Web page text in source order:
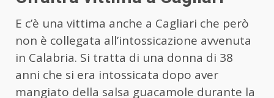
E c’è una vittima anche a Cagliari che però
non è collegata all’intossicazione avvenuta
in Calabria. Si tratta di una donna di 38
anni che si era intossicata dopo aver
mangiato della salsa guacamole durante la